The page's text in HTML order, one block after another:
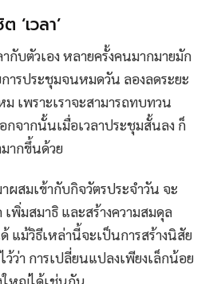
‘เวลา’
กับตัวเอง หลายครั้งคนมากมายมัก
ารประชุมจนหมดวัน ลองลดระยะ
เพราะเราจะสามารถทบทวน
จากนั้นเมื่อเวลาประชุมสั้นลง ก็
มากขึ้นด้วย
ผสมเข้ากับกิจวัตรประจำวัน จะ
เพิ่มสมาธิ และสร้างความสมดุล
แม้วิธีเหล่านี้จะเป็นการสร้างนิสัย
ว่า การเปลี่ยนแปลงเพียงเล็กน้อย